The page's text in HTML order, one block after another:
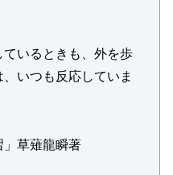
ているときも、外を歩
いつも反応していま
」草薙龍瞬著